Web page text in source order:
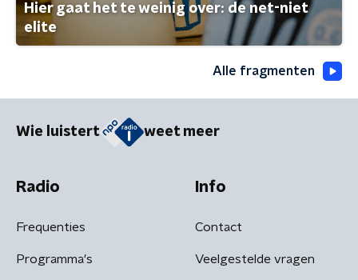
Hier gaat het te weinig over: de net-niet
elite
Alle fragmenten
Wie luistert weet meer
Radio
Frequenties
Programma's
Info
Contact
Veelgestelde vragen